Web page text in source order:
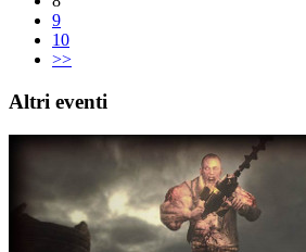
9
10
>>
Altri eventi